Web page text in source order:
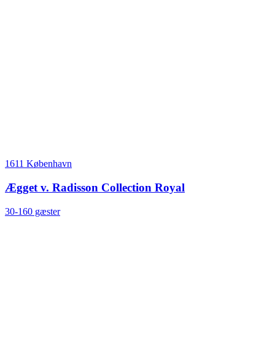
1611 København
Ægget v. Radisson Collection Royal
30-160 gæster